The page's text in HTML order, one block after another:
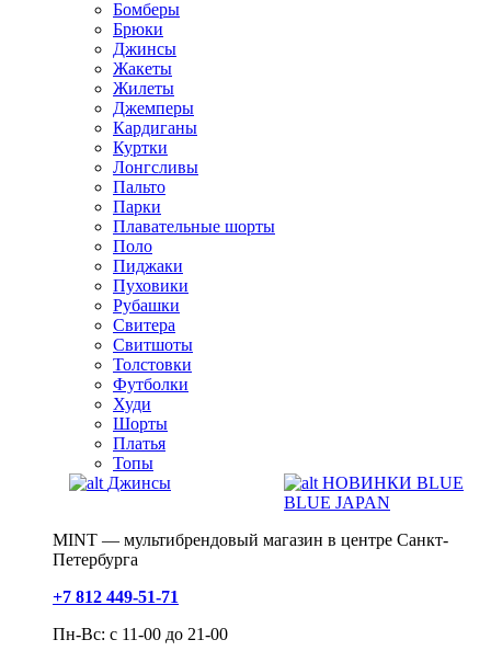
Бомберы
Брюки
Джинсы
Жакеты
Жилеты
Джемперы
Кардиганы
Куртки
Лонгсливы
Пальто
Парки
Плавательные шорты
Поло
Пиджаки
Пуховики
Рубашки
Свитера
Свитшоты
Толстовки
Футболки
Худи
Шорты
Платья
Топы
Джинсы
НОВИНКИ BLUE
BLUE JAPAN
MINT — мультибрендовый магазин в центре Санкт-
Петербурга
+7 812 449-51-71
Пн-Вс: с 11-00 до 21-00